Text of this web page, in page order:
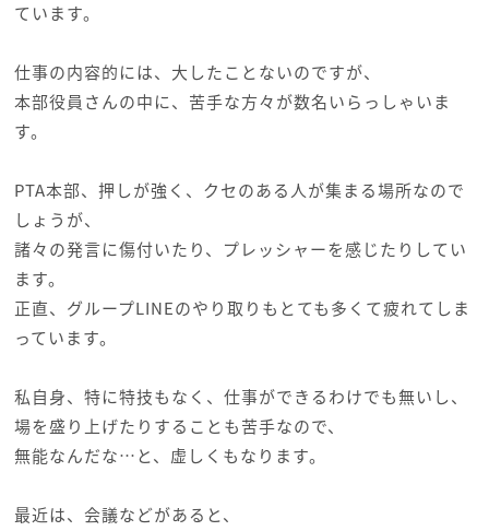
ています。
仕事の内容的には、大したことないのですが、
本部役員さんの中に、苦手な方々が数名いらっしゃいま
す。
PTA本部、押しが強く、クセのある人が集まる場所なので
しょうが、
諸々の発言に傷付いたり、プレッシャーを感じたりしてい
ます。
正直、グループLINEのやり取りもとても多くて疲れてしま
っています。
私自身、特に特技もなく、仕事ができるわけでも無いし、
場を盛り上げたりすることも苦手なので、
無能なんだな…と、虚しくもなります。
最近は、会議などがあると、